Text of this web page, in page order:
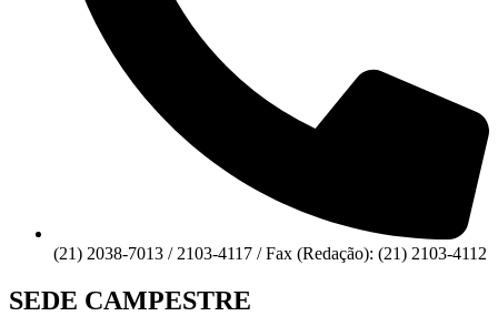
(21) 2038-7013 / 2103-4117 / Fax (Redação): (21) 2103-4112
SEDE CAMPESTRE